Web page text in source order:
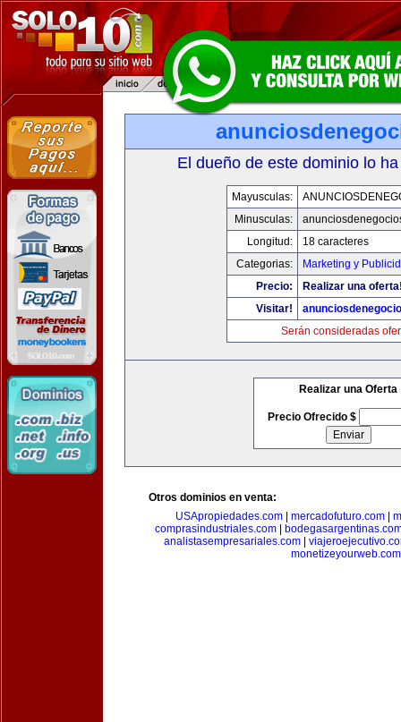
El dueño de este dominio lo
Mayusculas:
Minusculas:
Longitud:
18 caracteres
Categorias:
Marketing y
Precio:
Realizar una
Visitar!
Serán consideradas
Realizar una Oferta
Precio Ofrecido $
Otros dominios en venta:
USApropiedades.com| mercadofuturo.com|
comprasindustriales.com
analistasempresariales.com
monetizeyourweb.com